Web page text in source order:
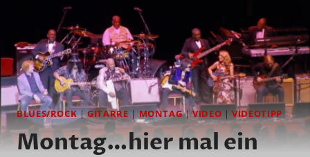
BLUES/ROCK|GITARRE |MONTAG|VIDEO |VIDEOTIPP
Montag…hier mal ein